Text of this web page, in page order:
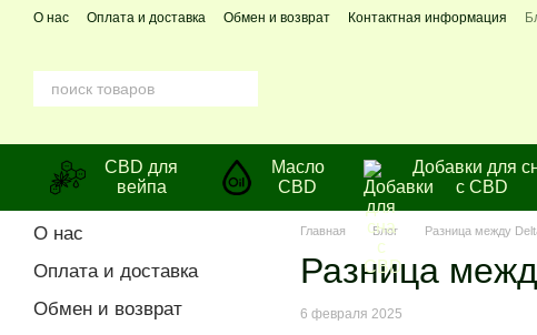
Перейти к основному контенту
О нас Оплата и доставка Обмен и возврат Контактная информация
CBD для
вейпа
Масло
CBD
Добавки для
с CBD
Главная Блог Разница между
Разница
6 февраля 2025
О нас
Оплата и доставка
Обмен и возврат